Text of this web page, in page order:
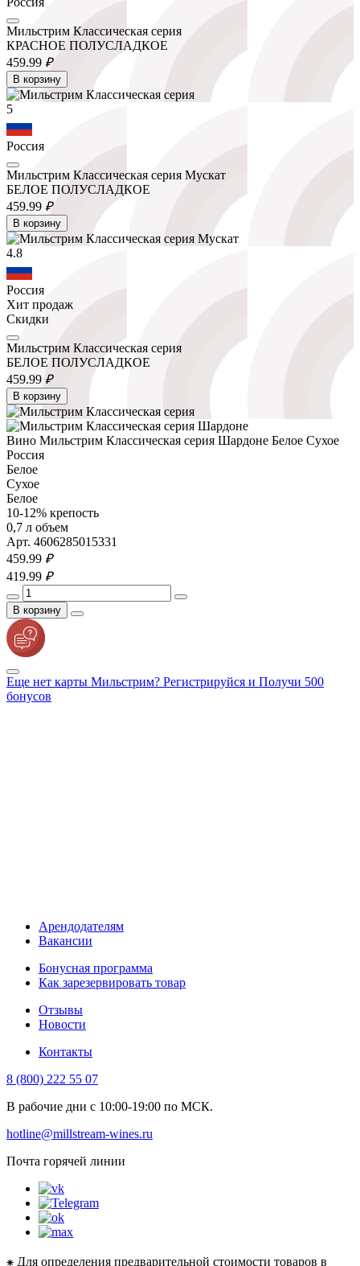
Мильстрим Классическая серия
КРАСНОЕ ПОЛУСЛАДКОЕ
459.99 ₽
В корзину
5
Россия
Мильстрим Классическая серия Мускат
БЕЛОЕ ПОЛУСЛАДКОЕ
459.99 ₽
В корзину
4.8
Россия
Хит продаж
Скидки
Мильстрим Классическая серия
БЕЛОЕ ПОЛУСЛАДКОЕ
459.99 ₽
В корзину
Вино Мильстрим Классическая серия Шардоне Белое Сухое
Россия
Белое
Сухое
Белое
10-12% крепость
0,7 л объем
Арт. 4606285015331
459.99 ₽
419.99 ₽
В корзину
Еще нет карты Мильстрим? Регистрируйся и Получи 500
бонусов
Арендодателям
Вакансии
Бонусная программа
Как зарезервировать товар
Отзывы
Новости
Контакты
8 (800) 222 55 07
В рабочие дни с 10:00-19:00 по МСК.
hotline@millstream-wines.ru
Почта горячей линии
⁕ Для определения предварительной стоимости товаров в